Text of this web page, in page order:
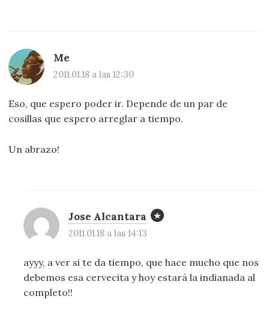
Me
2011.01.18 a las 12:30
Eso, que espero poder ir. Depende de un par de
cosillas que espero arreglar a tiempo.
Un abrazo!
Jose Alcantara
2011.01.18 a las 14:13
ayyy, a ver si te da tiempo, que hace mucho que nos
debemos esa cervecita y hoy estará la indianada al
completo!!